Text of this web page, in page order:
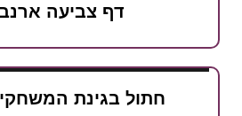
דף צביעה ארנב
חתול בגינת